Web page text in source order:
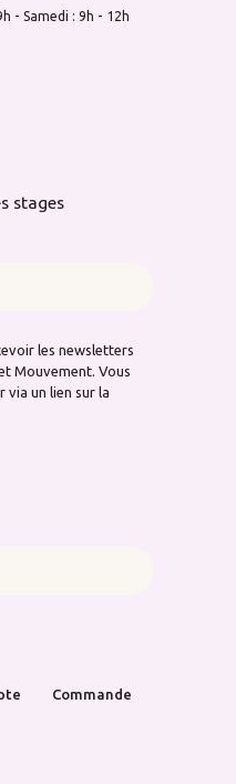
- Samedi : 9h - 12h
stages
les newsletters
Mouvement. Vous
via un lien sur la
Commande